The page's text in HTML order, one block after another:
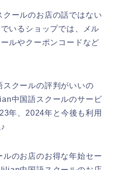
ールのお店の話ではない
いるショップでは、メル
ルやクーポンコードなど
クールの評判がいいの
中国語スクールのサービ
年、2024年と今後も利用
のお店のお得な年始セー